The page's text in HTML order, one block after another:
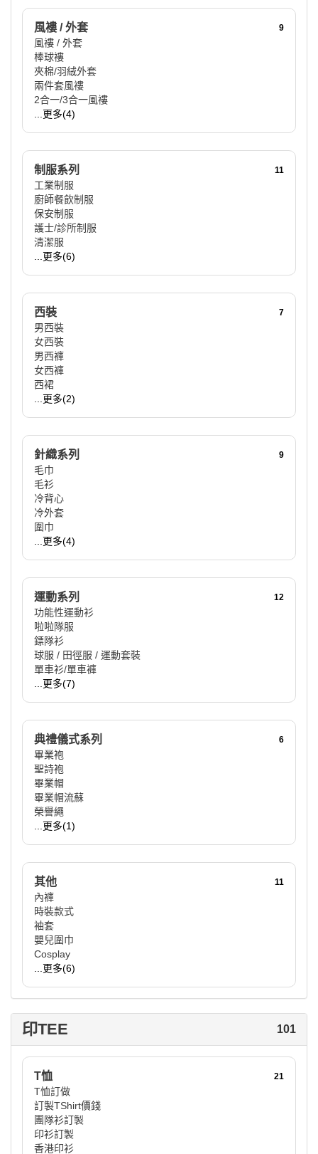
風褸 / 外套 9
風褸 / 外套
棒球褸
夾棉/羽絨外套
兩件套風褸
2合一/3合一風褸
...更多(4)
制服系列 11
工業制服
廚師餐飲制服
保安制服
護士/診所制服
清潔服
...更多(6)
西裝 7
男西裝
女西裝
男西褲
女西褲
西裙
...更多(2)
針織系列 9
毛巾
毛衫
冷背心
冷外套
圍巾
...更多(4)
運動系列 12
功能性運動衫
啦啦隊服
鏢隊衫
球服 / 田徑服 / 運動套裝
單車衫/單車褲
...更多(7)
典禮儀式系列 6
畢業袍
聖詩袍
畢業帽
畢業帽流蘇
榮譽繩
...更多(1)
其他 11
內褲
時裝款式
袖套
嬰兒圍巾
Cosplay
...更多(6)
印TEE 101
T恤 21
T恤訂做
訂製TShirt價錢
團隊衫訂製
印衫訂製
香港印衫